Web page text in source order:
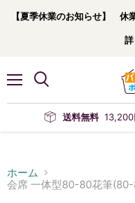
【夏季休業のお知らせ】 休
ニ
送料無料 13,200
ホーム
会席 一体型80-80花筆